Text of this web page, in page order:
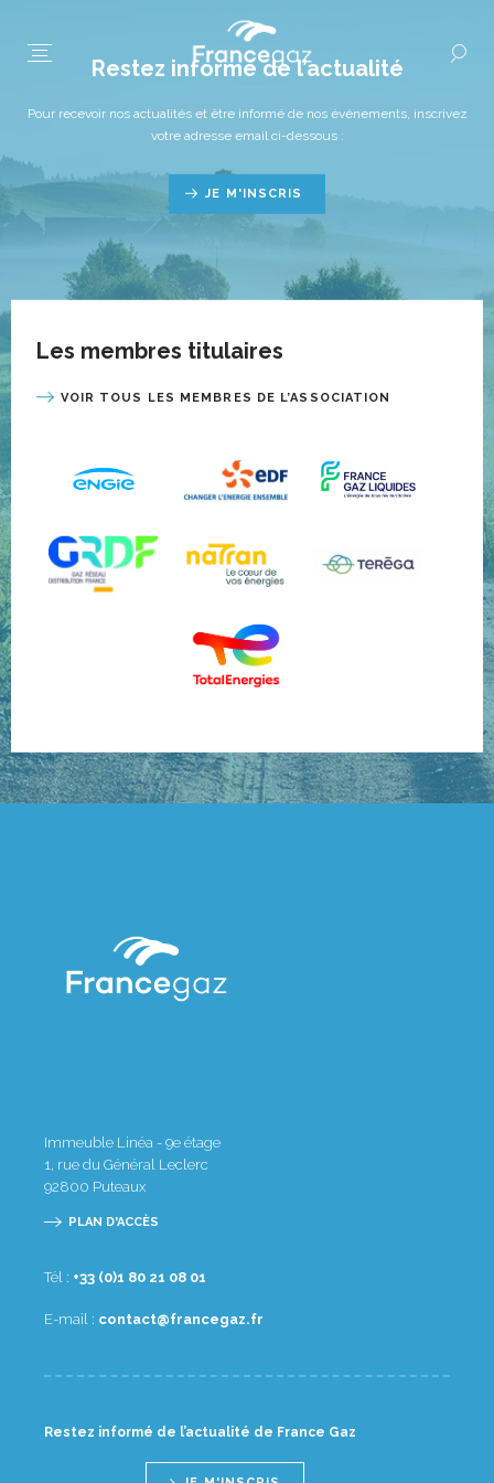
Restez informé de l’actualité
Pour recevoir nos actualités et être informé de nos événements, inscrivez
votre adresse email ci-dessous :
JE M'INSCRIS
Les membres titulaires
VOIR TOUS LES MEMBRES DE L’ASSOCIATION
Immeuble Linéa - 9e étage
1, rue du Général Leclerc
92800 Puteaux
PLAN D'ACCÈS
Tél : 10 80 12 08 1(0) 33+
E-mail : rf.zagecnarf@tcatnoc
Restez informé de l’actualité de France Gaz